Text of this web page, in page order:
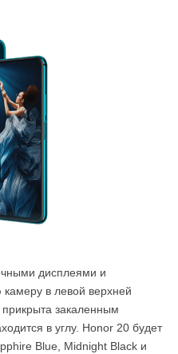
дисплеями и
в левой верхней
закаленным
в углу. Honor 20 будет
Blue, Midnight Black и